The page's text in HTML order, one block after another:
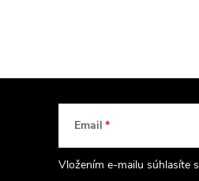
Email
Vložením e-mailu súhlasíte s